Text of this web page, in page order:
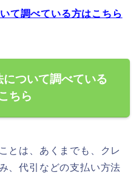
て調べている方はこちら
ついて調べている
ちら
とは、あくまでも、クレ
、代引などの支払い方法